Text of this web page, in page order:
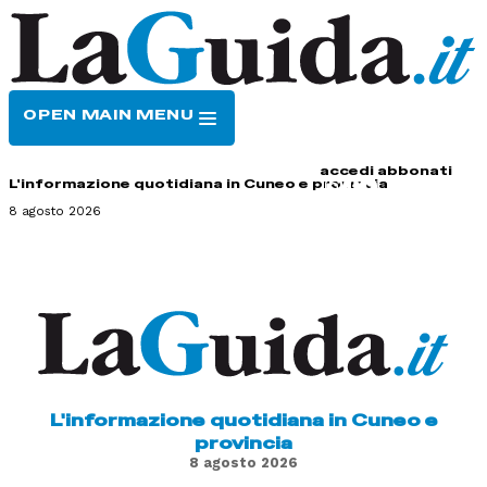
OPEN MAIN MENU
accedi abbonati
L'informazione quotidiana in Cuneo e provincia
8 agosto 2026
L'informazione quotidiana in Cuneo e
provincia
8 agosto 2026